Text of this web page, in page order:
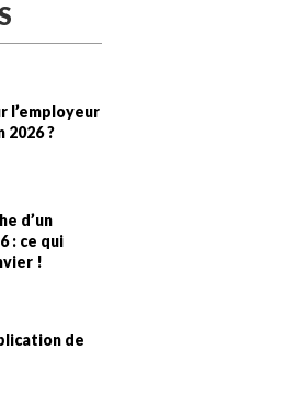
l’employeur
2026 ?
d’un
: ce qui
!
de